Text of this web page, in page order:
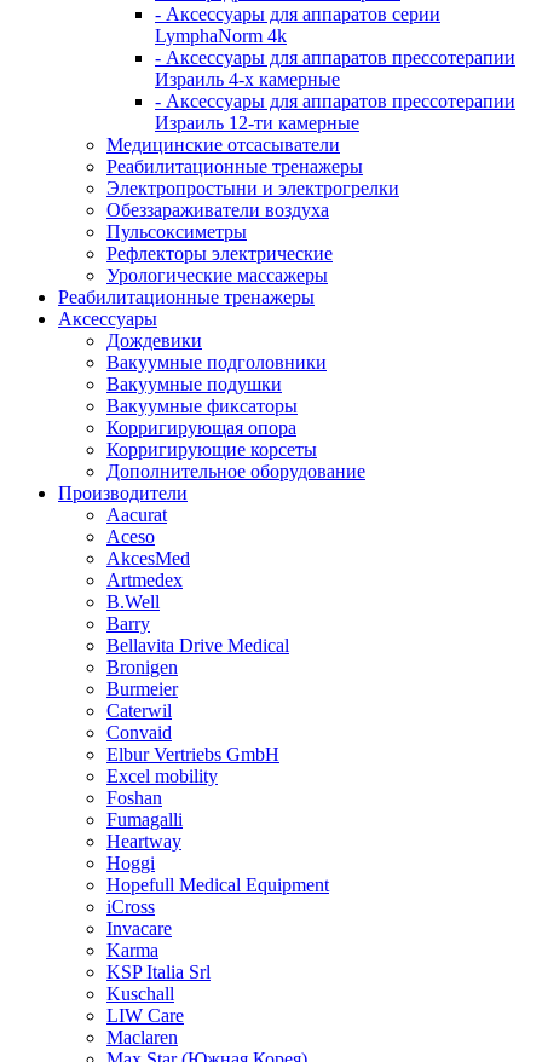
- Аксессуары для аппаратов серии
LymphaNorm 4k
- Аксессуары для аппаратов прессотерапии
Израиль 4-х камерные
- Аксессуары для аппаратов прессотерапии
Израиль 12-ти камерные
Медицинские отсасыватели
Реабилитационные тренажеры
Электропростыни и электрогрелки
Обеззараживатели воздуха
Пульсоксиметры
Рефлекторы электрические
Урологические массажеры
Реабилитационные тренажеры
Аксессуары
Дождевики
Вакуумные подголовники
Вакуумные подушки
Вакуумные фиксаторы
Корригирующая опора
Корригирующие корсеты
Дополнительное оборудование
Производители
Aacurat
Aceso
AkcesMed
Artmedex
B.Well
Barry
Bellavita Drive Medical
Bronigen
Burmeier
Caterwil
Convaid
Elbur Vertriebs GmbH
Excel mobility
Foshan
Fumagalli
Heartway
Hoggi
Hopefull Medical Equipment
iCross
Invacare
Karma
KSP Italia Srl
Kuschall
LIW Care
Maclaren